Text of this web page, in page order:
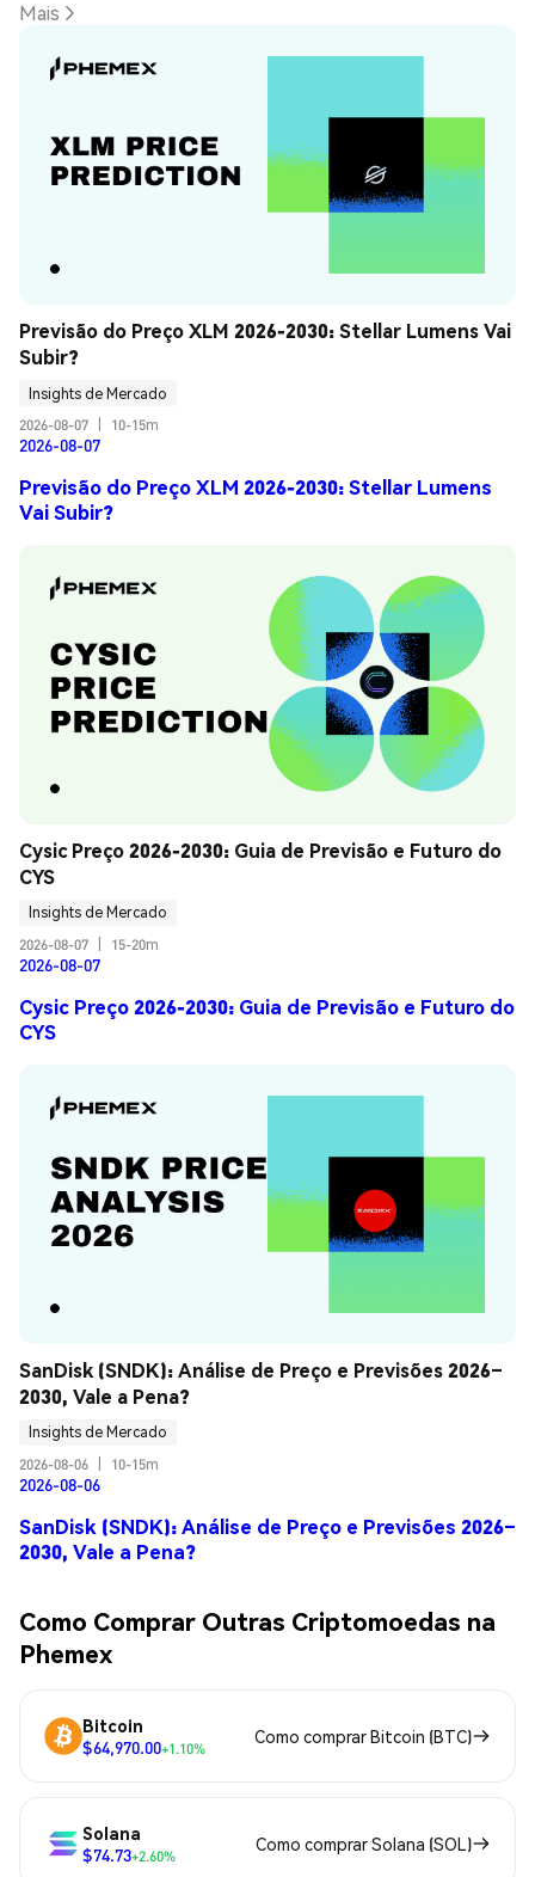
Mais
Previsão do Preço XLM 2026-2030: Stellar Lumens Vai
Subir?
Insights de Mercado
2026-08-07
10-15m
2026-08-07
Previsão do Preço XLM 2026-2030: Stellar Lumens
Vai Subir?
Cysic Preço 2026-2030: Guia de Previsão e Futuro do
CYS
Insights de Mercado
2026-08-07
15-20m
2026-08-07
Cysic Preço 2026-2030: Guia de Previsão e Futuro do
CYS
SanDisk (SNDK): Análise de Preço e Previsões 2026–
2030, Vale a Pena?
Insights de Mercado
2026-08-06
10-15m
2026-08-06
SanDisk (SNDK): Análise de Preço e Previsões 2026–
2030, Vale a Pena?
Como Comprar Outras Criptomoedas na
Phemex
Bitcoin
$64,970.00+1.10%
Como comprar Bitcoin (BTC)
Solana
$74.73+2.60%
Como comprar Solana (SOL)